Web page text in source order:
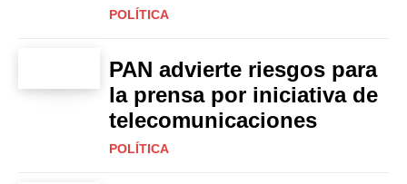
POLÍTICA
PAN advierte riesgos para
la prensa por iniciativa de
telecomunicaciones
POLÍTICA